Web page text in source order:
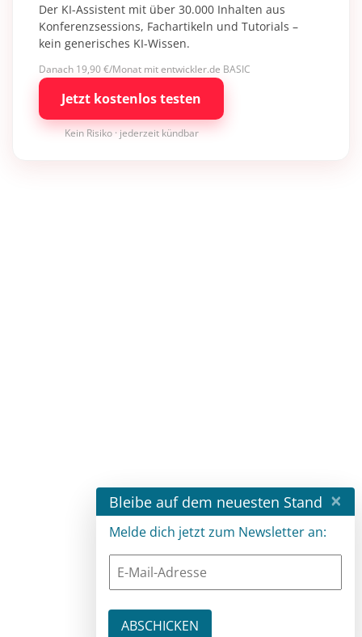
Der KI-Assistent mit über 30.000 Inhalten aus
Konferenzsessions, Fachartikeln und Tutorials –
kein generisches KI-Wissen.
Danach 19,90 €/Monat mit entwickler.de BASIC
Jetzt kostenlos testen
Kein Risiko · jederzeit kündbar
Bleibe auf dem neuesten Stand ×
Melde dich jetzt zum Newsletter an: